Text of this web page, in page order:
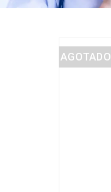
AGOTADO